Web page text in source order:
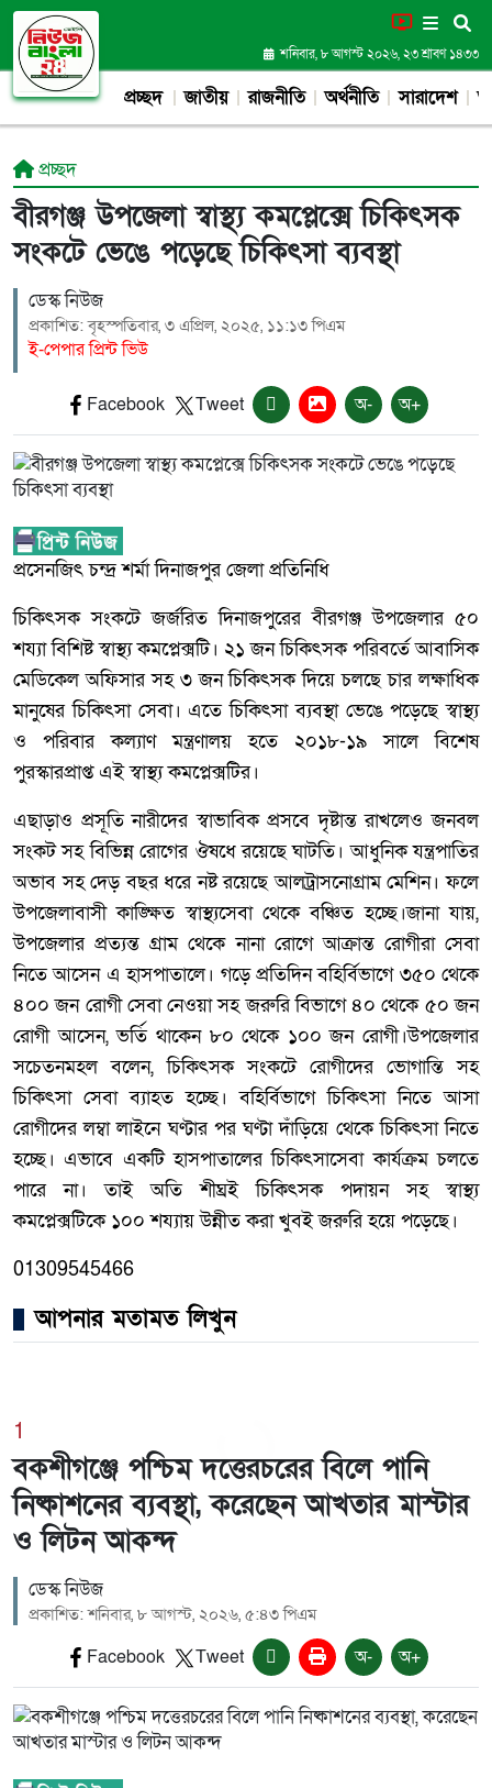
শনিবার, ৮ আগস্ট ২০২৬, ২৩ শ্রাবণ ১৪৩৩
প্রচ্ছদ জাতীয় রাজনীতি অর্থনীতি সারাদেশ
প্রচ্ছদ
বীরগঞ্জ উপজেলা স্বাস্থ্য কমপ্লেক্সে চিকিৎসক
সংকটে ভেঙে পড়েছে চিকিৎসা ব্যবস্থা
ডেস্ক নিউজ
প্রকাশিত: বৃহস্পতিবার, ৩ এপ্রিল, ২০২৫, ১১:১৩ পিএম
ই-পেপার প্রিন্ট ভিউ
Facebook Tweet অ- অ+
প্রসেনজিৎ চন্দ্র শর্মা দিনাজপুর জেলা প্রতিনিধি
চিকিৎসক সংকটে জর্জরিত দিনাজপুরের বীরগঞ্জ উপজেলার ৫০
শয্যা বিশিষ্ট স্বাস্থ্য কমপ্লেক্সটি। ২১ জন চিকিৎসক পরিবর্তে আবাসিক
মেডিকেল অফিসার সহ ৩ জন চিকিৎসক দিয়ে চলছে চার লক্ষাধিক
মানুষের চিকিৎসা সেবা। এতে চিকিৎসা ব্যবস্থা ভেঙে পড়েছে স্বাস্থ্য
ও পরিবার কল্যাণ মন্ত্রণালয় হতে ২০১৮-১৯ সালে বিশেষ
পুরস্কারপ্রাপ্ত এই স্বাস্থ্য কমপ্লেক্সটির।
এছাড়াও প্রসূতি নারীদের স্বাভাবিক প্রসবে দৃষ্টান্ত রাখলেও জনবল
সংকট সহ বিভিন্ন রোগের ঔষধে রয়েছে ঘাটতি। আধুনিক যন্ত্রপাতির
অভাব সহ দেড় বছর ধরে নষ্ট রয়েছে আলট্রাসনোগ্রাম মেশিন। ফলে
উপজেলাবাসী কাঙ্ক্ষিত স্বাস্থ্যসেবা থেকে বঞ্চিত হচ্ছে।জানা যায়,
উপজেলার প্রত্যন্ত গ্রাম থেকে নানা রোগে আক্রান্ত রোগীরা সেবা
নিতে আসেন এ হাসপাতালে। গড়ে প্রতিদিন বহির্বিভাগে ৩৫০ থেকে
৪০০ জন রোগী সেবা নেওয়া সহ জরুরি বিভাগে ৪০ থেকে ৫০ জন
রোগী আসেন, ভর্তি থাকেন ৮০ থেকে ১০০ জন রোগী।উপজেলার
সচেতনমহল বলেন, চিকিৎসক সংকটে রোগীদের ভোগান্তি সহ
চিকিৎসা সেবা ব্যাহত হচ্ছে। বহির্বিভাগে চিকিৎসা নিতে আসা
রোগীদের লম্বা লাইনে ঘণ্টার পর ঘণ্টা দাঁড়িয়ে থেকে চিকিৎসা নিতে
হচ্ছে। এভাবে একটি হাসপাতালের চিকিৎসাসেবা কার্যক্রম চলতে
পারে না। তাই অতি শীঘ্রই চিকিৎসক পদায়ন সহ স্বাস্থ্য
কমপ্লেক্সটিকে ১০০ শয্যায় উন্নীত করা খুবই জরুরি হয়ে পড়েছে।
01309545466
আপনার মতামত লিখুন
1
বকশীগঞ্জে পশ্চিম দত্তেরচরের বিলে পানি
নিষ্কাশনের ব্যবস্থা, করেছেন আখতার মাস্টার
ও লিটন আকন্দ
ডেস্ক নিউজ
প্রকাশিত: শনিবার, ৮ আগস্ট, ২০২৬, ৫:৪৩ পিএম
Facebook Tweet অ- অ+